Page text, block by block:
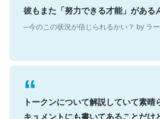
彼もまた「努力できる才能」がある
─今のこの状況が信じられるかい？ by ラ
トークンについて解説していて素晴
キュメントにも書いてあることだけ